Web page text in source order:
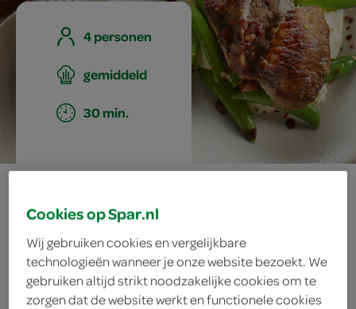
4 personen
gemiddeld
30 min.
gevulde
varkensfilet met
bramenjus
Cookies op Spar.nl
Wij gebruiken cookies en vergelijkbare
technologieën wanneer je onze website bezoekt. We
gebruiken altijd strikt noodzakelijke cookies om te
zorgen dat de website werkt en functionele cookies